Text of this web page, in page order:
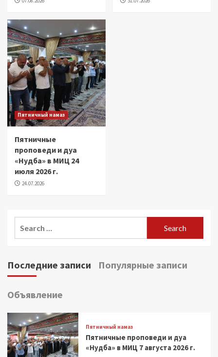
Пятничный намаз
Пятничные
проповеди и дуа
«Нудба» в МИЦ 24
июля 2026 г.
24.07.2026
Последние записи Популярные записи
Объявление
Пятничный намаз
Пятничные проповеди и дуа
«Нудба» в МИЦ 7 августа 2026 г.